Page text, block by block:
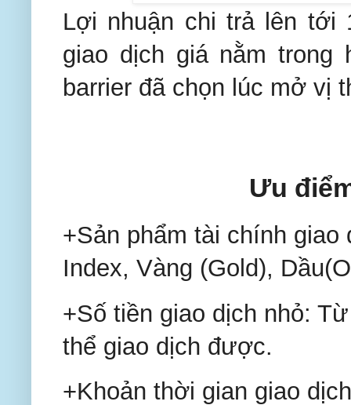
Lợi nhuận chi trả lên tới
giao dịch giá nằm trong
barrier đã chọn lúc mở vị
Ưu
+Sản phẩm tài chính
Index, Vàng (Gold),
+Số tiền giao dịch nhỏ:
thể giao dịch được.
+Khoản thời gian giao